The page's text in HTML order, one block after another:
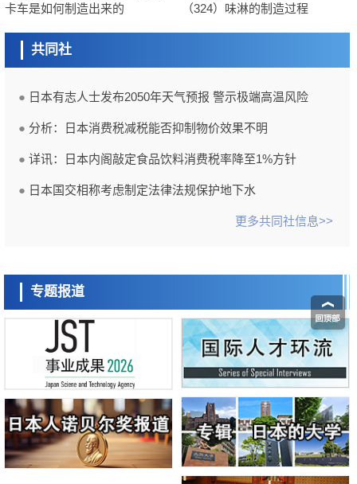
卡车是如何制造出来的
（324）味淋的制造过程
共同社
日本有志人士发布2050年天气预报 警示极端高温风险
分析：日本消费税减税能否抑制物价效果不明
详讯：日本内阁敲定食品饮料消费税率降至1%方针
日本国交相称考虑制定法律法规保护地下水
更多共同社信息>>
专题报道
日本科学未来馆 科学交
流员